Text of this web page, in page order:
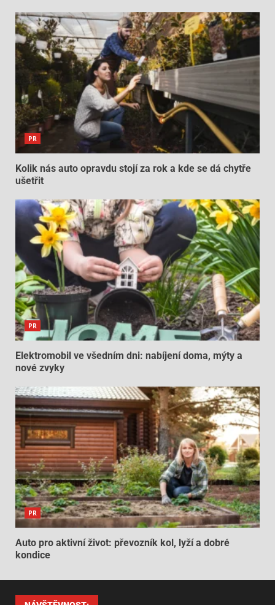
PR
Kolik nás auto opravdu stojí za rok a kde se dá chytře
ušetřit
PR
Elektromobil ve všedním dni: nabíjení doma, mýty a
nové zvyky
PR
Auto pro aktivní život: převozník kol, lyží a dobré
kondice